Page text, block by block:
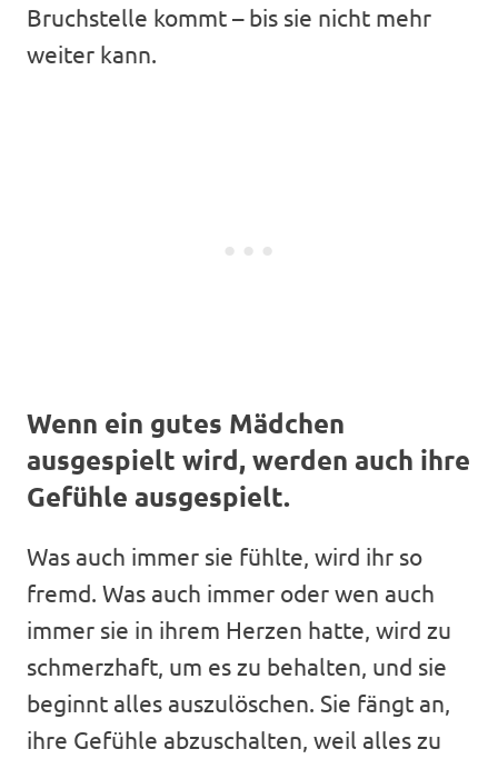
Bruchstelle kommt – bis sie nicht mehr
weiter kann.
Wenn ein gutes Mädchen
ausgespielt wird, werden auch ihre
Gefühle ausgespielt.
Was auch immer sie fühlte, wird ihr so
fremd. Was auch immer oder wen auch
immer sie in ihrem Herzen hatte, wird zu
schmerzhaft, um es zu behalten, und sie
beginnt alles auszulöschen. Sie fängt an,
ihre Gefühle abzuschalten, weil alles zu